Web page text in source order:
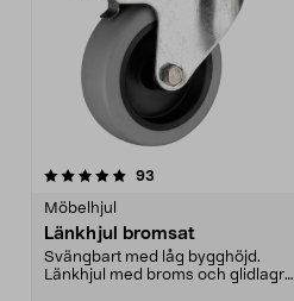
93
Möbelhjul
Länkhjul bromsat
Svängbart med låg bygghöjd.
Länkhjul med broms och glidlagrat
4.5 av 5 stjärnor